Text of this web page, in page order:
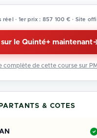
· 1er prix : 857 100 € · Site
sur le Quinté+ maintenant
complète de cette course sur
& COTES
✓